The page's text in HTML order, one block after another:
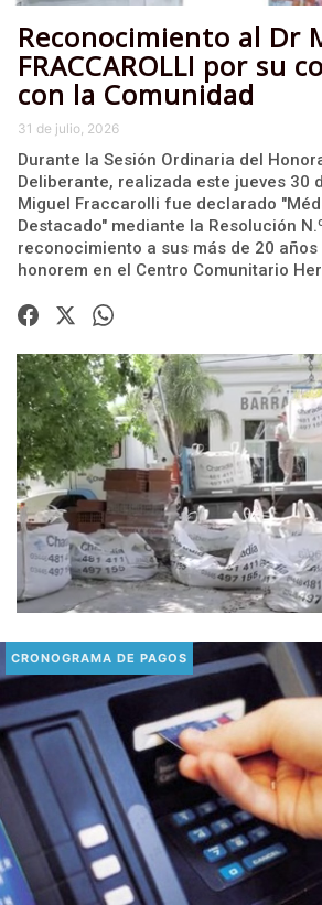
Reconocimiento al Dr
FRACCAROLLI por su
con la Comunidad
31 de julio, 2026
Durante la Sesión Ordinaria del
Deliberante, realizada este jueves 30
Miguel Fraccarolli fue declarado
Destacado" mediante la Resolución
reconocimiento a sus más de 20 años
honorem en el Centro Comunitario
CRONOGRAMA DE PAGOS